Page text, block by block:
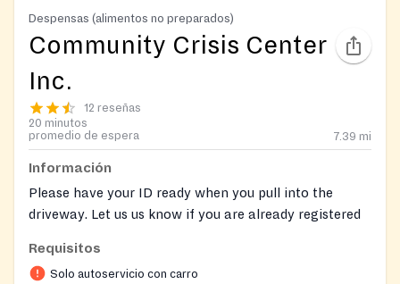
Despensas (alimentos no preparados)
Community Crisis Center
Inc.
12 reseñas
20 minutos
promedio de espera
7.39 mi
Información
Please have your ID ready when you pull into the
driveway. Let us us know if you are already registered
https://mdfoodbank.link2feed.com/
Requisitos
Solo autoservicio con carro